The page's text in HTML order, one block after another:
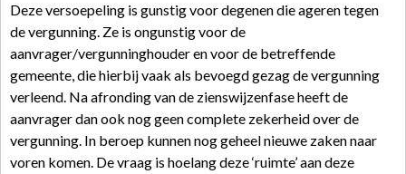
Deze versoepeling is gunstig voor degenen die ageren tegen
de vergunning. Ze is ongunstig voor de
aanvrager/vergunninghouder en voor de betreffende
gemeente, die hierbij vaak als bevoegd gezag de vergunning
verleend. Na afronding van de zienswijzenfase heeft de
aanvrager dan ook nog geen complete zekerheid over de
vergunning. In beroep kunnen nog geheel nieuwe zaken naar
voren komen. De vraag is hoelang deze ‘ruimte’ aan deze